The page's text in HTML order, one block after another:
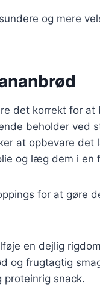
og mere
det korrekt for at
beholder ved
at opbevare det
og læg dem i en
for at gøre
en dejlig
og frugtagtig
snack.